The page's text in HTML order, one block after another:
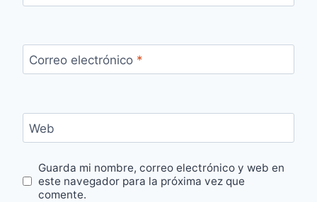
Correo electrónico *
Web
Guarda mi nombre, correo electrónico y web en
este navegador para la próxima vez que
comente.